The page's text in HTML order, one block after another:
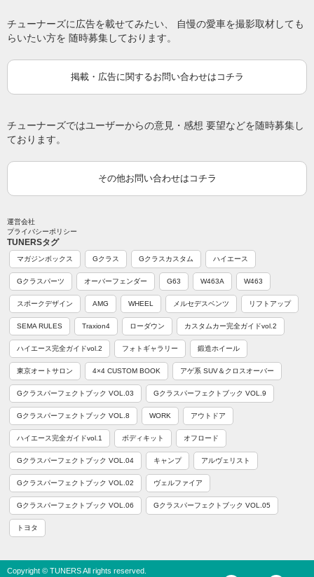
チューナーズに広告を載せてみたい、 自慢の愛車を撮影取材しても
らいたい方を 随時募集しております。
掲載・広告に関するお問い合わせはコチラ
チューナーズではユーザーからの意見・感想 要望などを随時募集し
ております。
その他お問い合わせはコチラ
運営会社
プライバシーポリシー
TUNERSタグ
マガジンボックス Gクラス Gクラスカスタム ハイエース
Gクラスパーツ オーバーフェンダー G63 W463A W463
スポークデザイン AMG WHEEL メルセデスベンツ リフトアップ
SEMA RULES Traxion4 ローダウン カスタムカー完全ガイドvol.2
ハイエース完全ガイドvol.2 フォトギャラリー 鍛造ホイール
東京オートサロン 4×4 CUSTOM BOOK アゲ系 SUV＆クロスオーバー
Gクラスパーフェクトブック VOL.03 Gクラスパーフェクトブック VOL.9
Gクラスパーフェクトブック VOL.8 WORK アウトドア
ハイエース完全ガイドvol.1 ボディキット オフロード
Gクラスパーフェクトブック VOL.04 キャンプ アルヴェリスト
Gクラスパーフェクトブック VOL.02 ヴェルファイア
Gクラスパーフェクトブック VOL.06 Gクラスパーフェクトブック VOL.05
トヨタ
Copyright © TUNERS All rights reserved.